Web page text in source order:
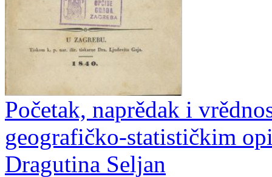
Početak, naprědak i
geografičko-statističkim
Dragutina Seljan